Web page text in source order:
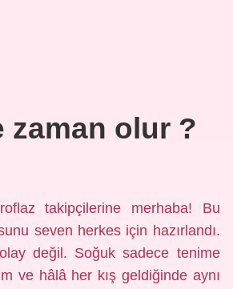
zaman olur ?
takipçilerine merhaba! Bu
seven herkes için hazırlandı.
değil. Soğuk sadece tenime
ve hâlâ her kış geldiğinde aynı